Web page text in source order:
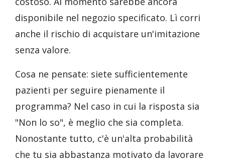
disponibile nel negozio specificato. Lì corri
anche il rischio di acquistare un'imitazione
senza valore.
Cosa ne pensate: siete sufficientemente
pazienti per seguire pienamente il
programma? Nel caso in cui la risposta sia
"Non lo so", è meglio che sia completa.
Nonostante tutto, c'è un'alta probabilità
che tu sia abbastanza motivato da lavorare